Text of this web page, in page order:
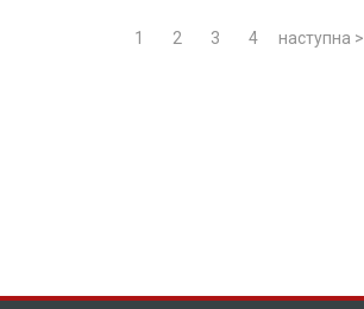
1 2 3 4 наступна >